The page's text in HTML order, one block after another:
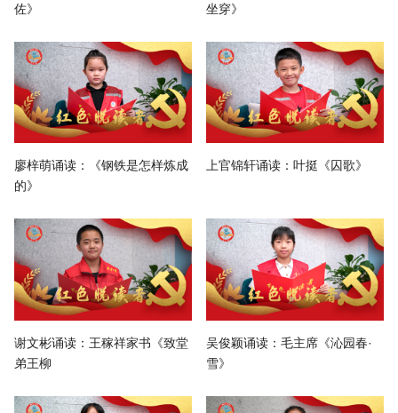
佐》
坐穿》
廖梓萌诵读：《钢铁是怎样炼成
的》
上官锦轩诵读：叶挺《囚歌》
谢文彬诵读：王稼祥家书《致堂
弟王柳
吴俊颖诵读：毛主席《沁园春·
雪》